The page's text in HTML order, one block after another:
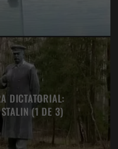
DICTATORIAL:
(1 DE 3)